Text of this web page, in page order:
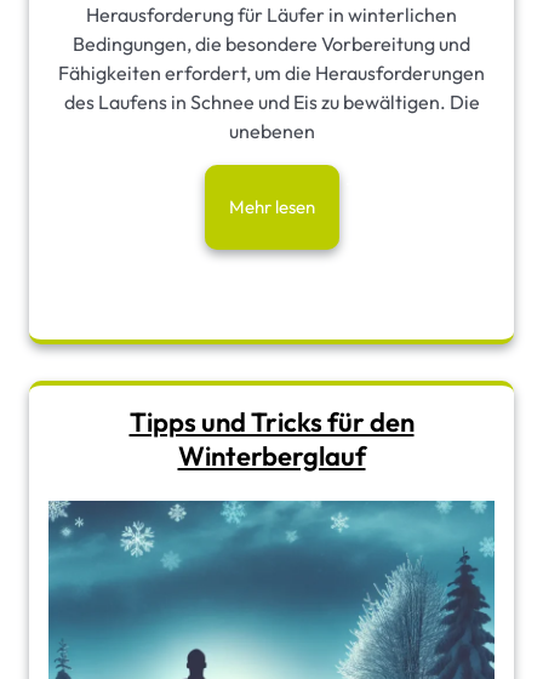
Herausforderung für Läufer in winterlichen
Bedingungen, die besondere Vorbereitung und
Fähigkeiten erfordert, um die Herausforderungen
des Laufens in Schnee und Eis zu bewältigen. Die
unebenen
Mehr lesen
Tipps und Tricks für den
Winterberglauf